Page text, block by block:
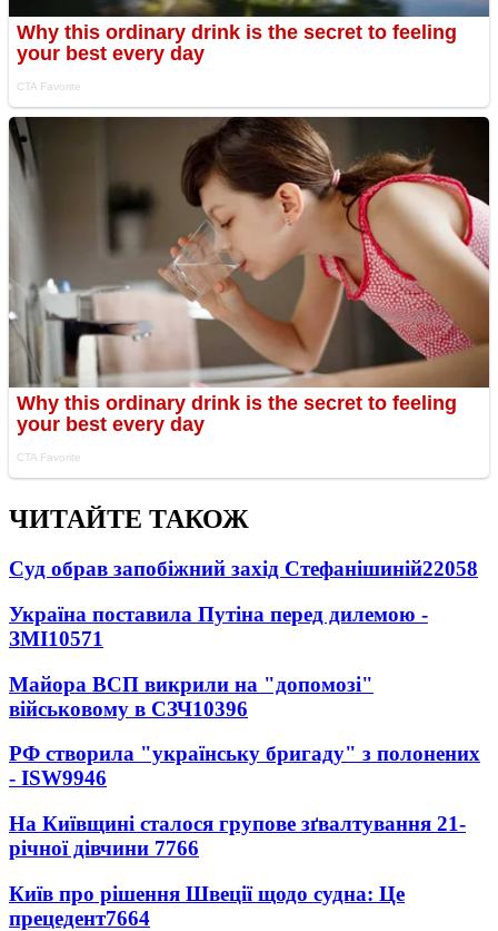
ЧИТАЙТЕ ТАКОЖ
Суд обрав запобіжний захід Стефанішиній22058
Україна поставила Путіна перед дилемою -
ЗМІ10571
Майора ВСП викрили на "допомозі"
військовому в СЗЧ10396
РФ створила "українську бригаду" з полонених
- ISW9946
На Київщині сталося групове зґвалтування 21-
річної дівчини 7766
Київ про рішення Швеції щодо судна: Це
прецедент7664